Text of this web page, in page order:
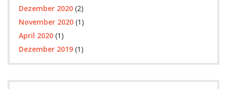
Dezember 2020(2)
November 2020(1)
April 2020(1)
Dezember 2019(1)